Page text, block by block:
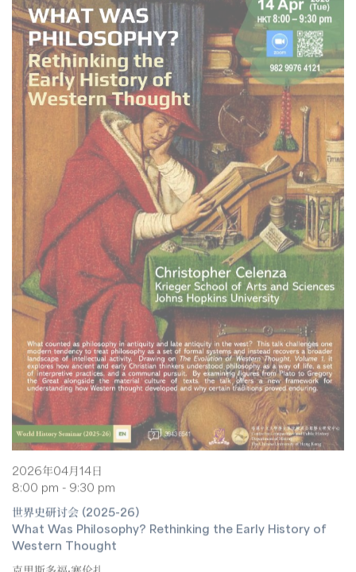
2026年04月14日
8:00 pm - 9:30 pm
世界史研讨会 (2025-26)
What Was Philosophy? Rethinking the Early History of
Western Thought
克里斯多福·塞伦扎